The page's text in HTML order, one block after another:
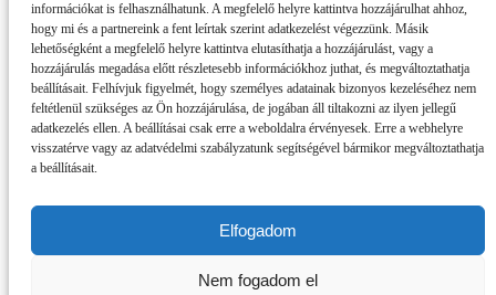
információkat is felhasználhatunk. A megfelelő helyre kattintva hozzájárulhat ahhoz,
hogy mi és a partnereink a fent leírtak szerint adatkezelést végezzünk. Másik
lehetőségként a megfelelő helyre kattintva elutasíthatja a hozzájárulást, vagy a
hozzájárulás megadása előtt részletesebb információkhoz juthat, és megváltoztathatja
beállításait. Felhívjuk figyelmét, hogy személyes adatainak bizonyos kezeléséhez nem
feltétlenül szükséges az Ön hozzájárulása, de jogában áll tiltakozni az ilyen jellegű
adatkezelés ellen. A beállításai csak erre a weboldalra érvényesek. Erre a webhelyre
visszatérve vagy az adatvédelmi szabályzatunk segítségével bármikor megváltoztathatja
a beállításait.
Elfogadom
Nem fogadom el
Impresszum